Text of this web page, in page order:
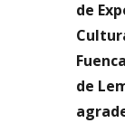
de
de